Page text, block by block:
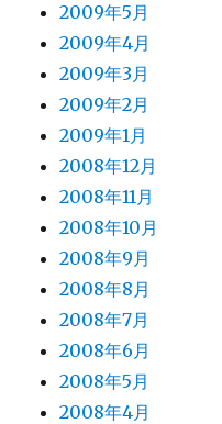
2009年5月
2009年4月
2009年3月
2009年2月
2009年1月
2008年12月
2008年11月
2008年10月
2008年9月
2008年8月
2008年7月
2008年6月
2008年5月
2008年4月